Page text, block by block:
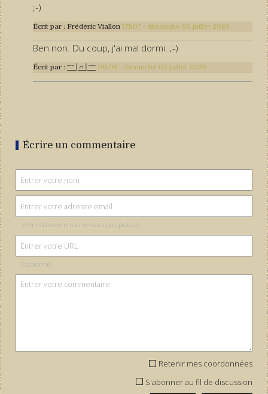
;-)
Écrit par :Frédéric Viallon 17h07 - dimanche 05 juillet 2026
Ben non. Du coup, j'ai mal dormi. ;-)
Écrit par :ˉˉˉ│∩│ˉˉˉ 19h06 - dimanche 05 juillet 2026
Écrire un commentaire
Votre adresse email ne sera pas publiée
Optionnel
Retenir mes coordonnées
S'abonner au fil de discussion